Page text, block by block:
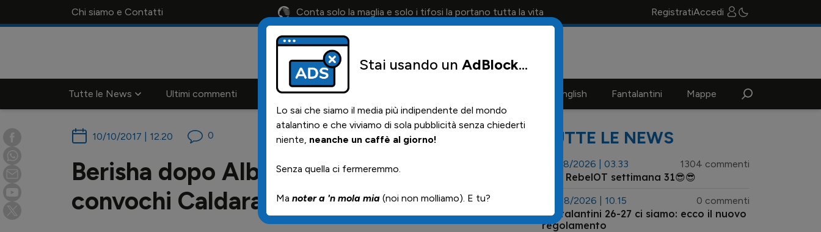
Chi siamo e Contatti Conta solo la maglia e solo i tifosi la portano tutta la vita RegistratiAccedi
Tutte le News Ultimi commenti Calendario Il 12° Uomo News in english Fantalantini Mappe
10/10/2017 | 12.20 0
Berisha dopo Albania - Italia : "Ventura
convochi Caldara"
TUTTE LE NEWS
03/08/2026 | 03.33 1304 commenti
😎😎 RebelOT settimana 31😎😎
06/08/2026 | 10.15 0 commenti
Fantalantini 26-27 ci siamo: ecco il nuovo
regolamento
Stai usando un AdBlock...
Lo sai che siamo il media più indipendente del mondo
atalantino e che viviamo di sola pubblicità senza chiederti
niente, neanche un caffè al giorno!
Senza quella ci fermeremmo.
Ma noter a 'n mola mia (noi non molliamo). E tu?